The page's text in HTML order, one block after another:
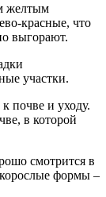
желтым
красные, что
выгорают.
участки.
почве и уходу.
в которой
смотрится в
формы –